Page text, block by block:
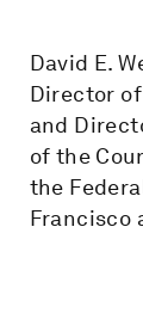
David E.
Director
and
of the
the
Francisco